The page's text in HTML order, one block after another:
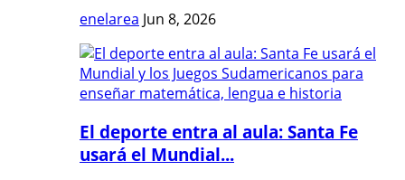
enelarea Jun 8, 2026
El deporte entra al aula: Santa Fe
usará el Mundial...